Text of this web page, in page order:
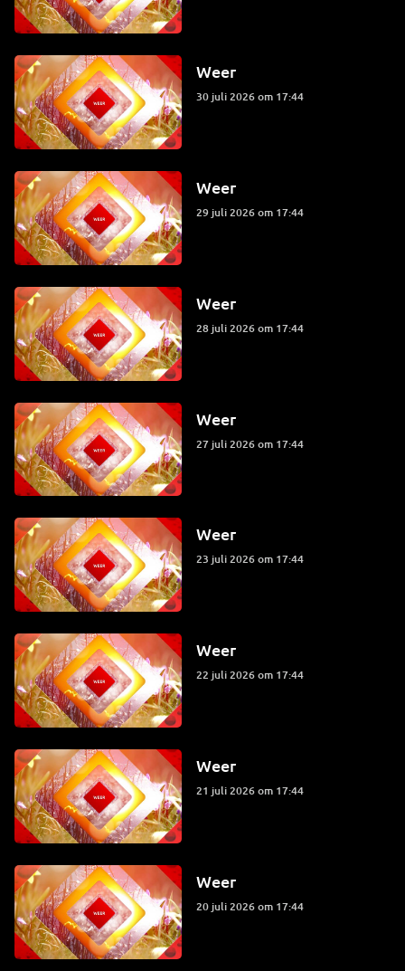
Weer
30 juli 2026 om 17:44
Weer
29 juli 2026 om 17:44
Weer
28 juli 2026 om 17:44
Weer
27 juli 2026 om 17:44
Weer
23 juli 2026 om 17:44
Weer
22 juli 2026 om 17:44
Weer
21 juli 2026 om 17:44
Weer
20 juli 2026 om 17:44